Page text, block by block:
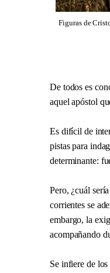
Figuras de
De todos es
aquel apóstol
Es difícil de
pistas para
determinante:
Pero, ¿cuál
corrientes se
embargo, la
acompañando
Se infiere de